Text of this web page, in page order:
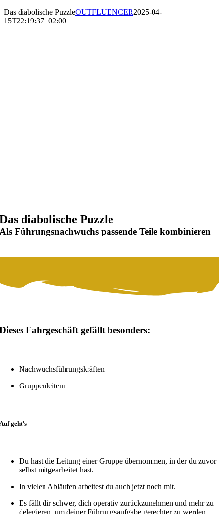
Das diabolische PuzzleOUTFLUENCER2025-04-
15T22:19:37+02:00
Das diabolische Puzzle
Als Führungsnachwuchs passende Teile kombinieren
Dieses Fahrgeschäft gefällt besonders:
Nachwuchsführungskräften
Gruppenleitern
Auf geht’s
Du hast die Leitung einer Gruppe übernommen, in der du zuvor
selbst mitgearbeitet hast.
In vielen Abläufen arbeitest du auch jetzt noch mit.
Es fällt dir schwer, dich operativ zurückzunehmen und mehr zu
delegieren, um deiner Führungsaufgabe gerechter zu werden.